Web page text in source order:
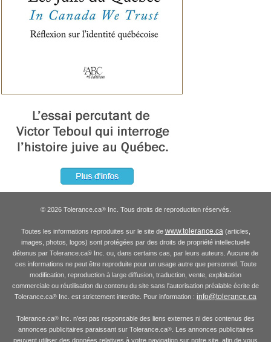
© 2026 Tolerance.ca®Inc. Tous droits de reproduction réservés.
Toutes les informations reproduites sur le site de www.tolerance.ca(articles,
images, photos, logos) sont protégées par des droits de propriété intellectuelle
détenus par Tolerance.ca® Inc. ou, dans certains cas, par leurs auteurs. Aucune de
ces informations ne peut être reproduite pour un usage autre que personnel. Toute
modification, reproduction à large diffusion, traduction, vente, exploitation
commerciale ou réutilisation du contenu du site sans l'autorisation préalable écrite de
Tolerance.ca® Inc. est strictement interdite. Pour information : info@tolerance.ca
Tolerance.ca® Inc. n'est pas responsable des liens externes ni des contenus des
annonces publicitaires paraissant sur Tolerance.ca®. Les annonces publicitaires
peuvent utiliser des données relatives à votre navigation sur notre site, afin de vous